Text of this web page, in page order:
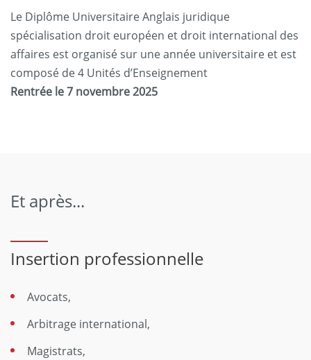
Le Diplôme Universitaire Anglais juridique
spécialisation droit européen et droit international des
affaires est organisé sur une année universitaire et est
composé de 4 Unités d’Enseignement
Rentrée le 7 novembre 2025
Et après...
Insertion professionnelle
Avocats,
Arbitrage international,
Magistrats,